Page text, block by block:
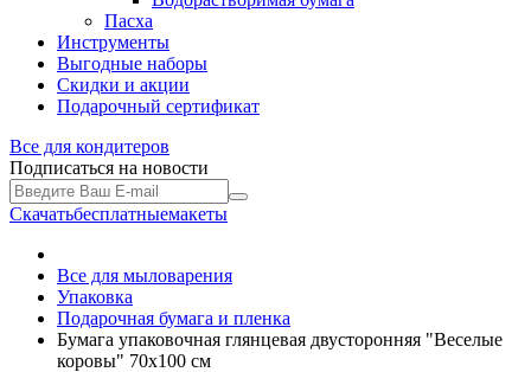
Пасха
Инструменты
Выгодные наборы
Скидки и акции
Подарочный сертификат
Все для кондитеров
Подписаться на новости
Скачатьбесплатныемакеты
Все для мыловарения
Упаковка
Подарочная бумага и пленка
Бумага упаковочная глянцевая двусторонняя "Веселые
коровы" 70х100 см